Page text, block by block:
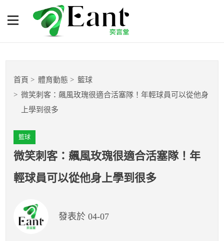
微笑刺客：飆風玫瑰很適合
活塞隊！年輕球員可以從他
籃球
棒球
球隊數據
開賽列表
首頁 體育動態
籃球
微笑刺客：飆風玫瑰很適合活塞隊！年輕球員可以從他身
上學到很多
籃球
微笑刺客：飆風玫瑰很適合活塞隊！年
輕球員可以從他身上學到很多
發表於 04-07